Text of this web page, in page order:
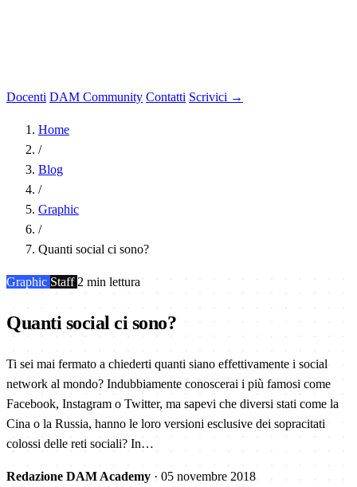
Docenti DAM Community Contatti Scrivici →
Home
/
Blog
/
Graphic
/
Quanti social ci sono?
Graphic Staff 2 min lettura
Quanti social ci sono?
Ti sei mai fermato a chiederti quanti siano effettivamente i social
network al mondo? Indubbiamente conoscerai i più famosi come
Facebook, Instagram o Twitter, ma sapevi che diversi stati come la
Cina o la Russia, hanno le loro versioni esclusive dei sopracitati
colossi delle reti sociali? In…
Redazione DAM Academy · 05 novembre 2018